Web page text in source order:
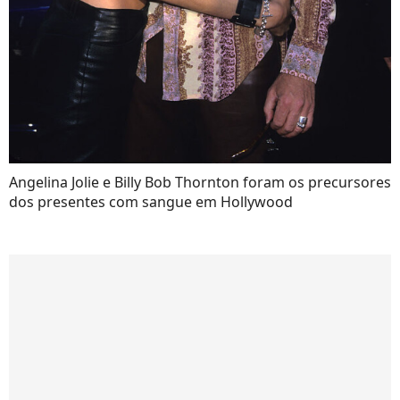
Angelina Jolie e Billy Bob Thornton foram os precursores
dos presentes com sangue em Hollywood